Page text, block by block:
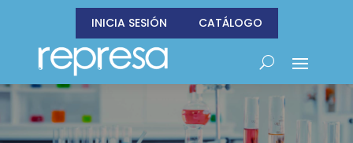
INICIA SESIÓN CATÁLOGO